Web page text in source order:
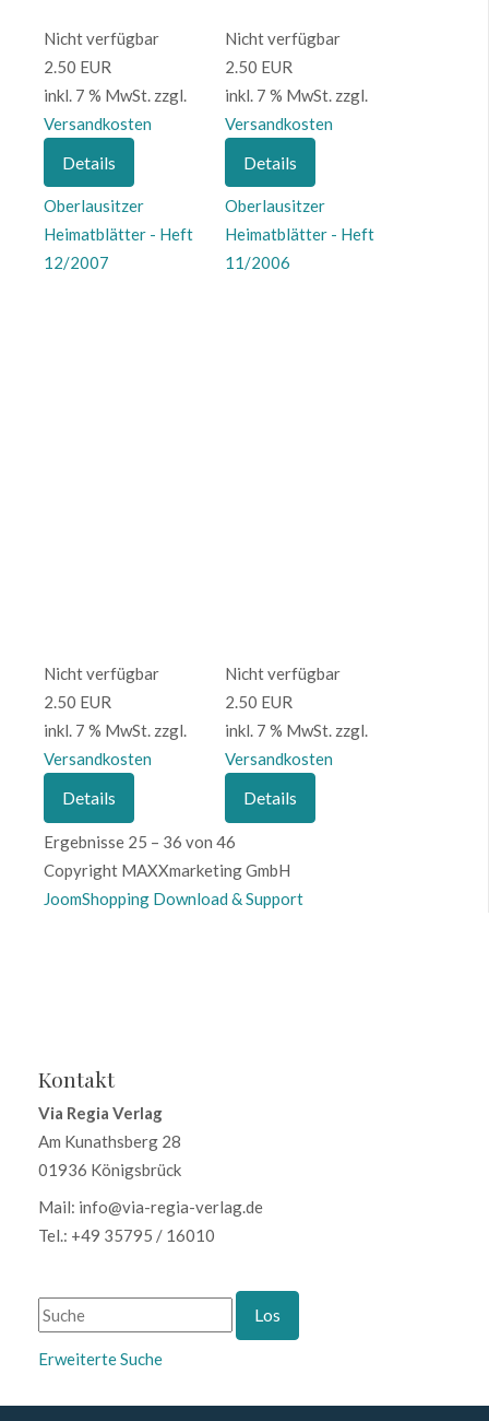
Kontakt
Via Regia Verlag
Am Kunathsberg 28
01936 Königsbrück
Mail: info@via-regia-verlag.de
Tel.: +49 35795 / 16010
Erweiterte Suche
Nicht verfügbar
2.50 EUR
inkl. 7 % MwSt. zzgl.
Versandkosten
Details
Nicht verfügbar
2.50 EUR
inkl. 7 % MwSt. zzgl.
Versandkosten
Details
Oberlausitzer
Heimatblätter - Heft
12/2007
Nicht verfügbar
2.50 EUR
inkl. 7 % MwSt. zzgl.
Versandkosten
Details
Oberlausitzer
Heimatblätter - Heft
11/2006
Nicht verfügbar
2.50 EUR
inkl. 7 % MwSt. zzgl.
Versandkosten
Details
Ergebnisse 25 – 36 von 46
Copyright MAXXmarketing GmbH
JoomShopping Download & Support